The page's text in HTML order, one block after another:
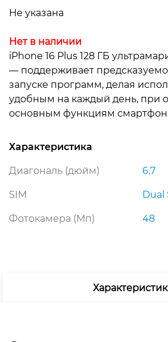
Не указана
Нет в наличии
iPhone 16 Plus 128 ГБ
— поддерживает
запуске программ, делая
удобным на каждый день, при
основным функциям
Характеристика
Диагональ (дюйм) 6.7
SIM Dual
Фотокамера (Мп) 48